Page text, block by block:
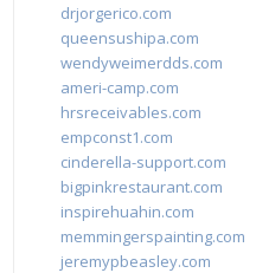
drjorgerico.com
queensushipa.com
wendyweimerdds.com
ameri-camp.com
hrsreceivables.com
empconst1.com
cinderella-support.com
bigpinkrestaurant.com
inspirehuahin.com
memmingerspainting.com
jeremypbeasley.com